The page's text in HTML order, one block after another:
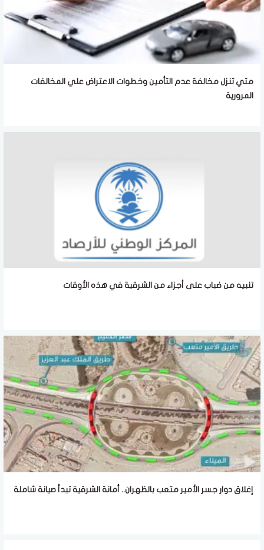
متي تنزل مخالفة عدم التأمين وخطوات الاعتراض علي المخالفات
المرورية
تنبيه من ضباب على أجزاء من الشرقية في هذه الأوقات
إغلاق دوار جسر الأمير متعب بالظهران.. أمانة الشرقية تبدأ صيانة شاملة